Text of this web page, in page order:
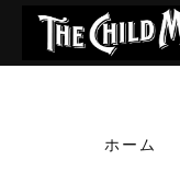
ホーム